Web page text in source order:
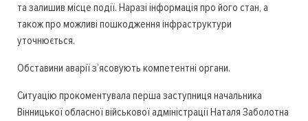
та залишив місце події. Наразі інформація про його стан, а
також про можливі пошкодження інфраструктури
уточнюється.
Обставини аварії з’ясовують компетентні органи.
Ситуацію прокоментувала перша заступниця начальника
Вінницької обласної військової адміністрації Наталя Заболотна